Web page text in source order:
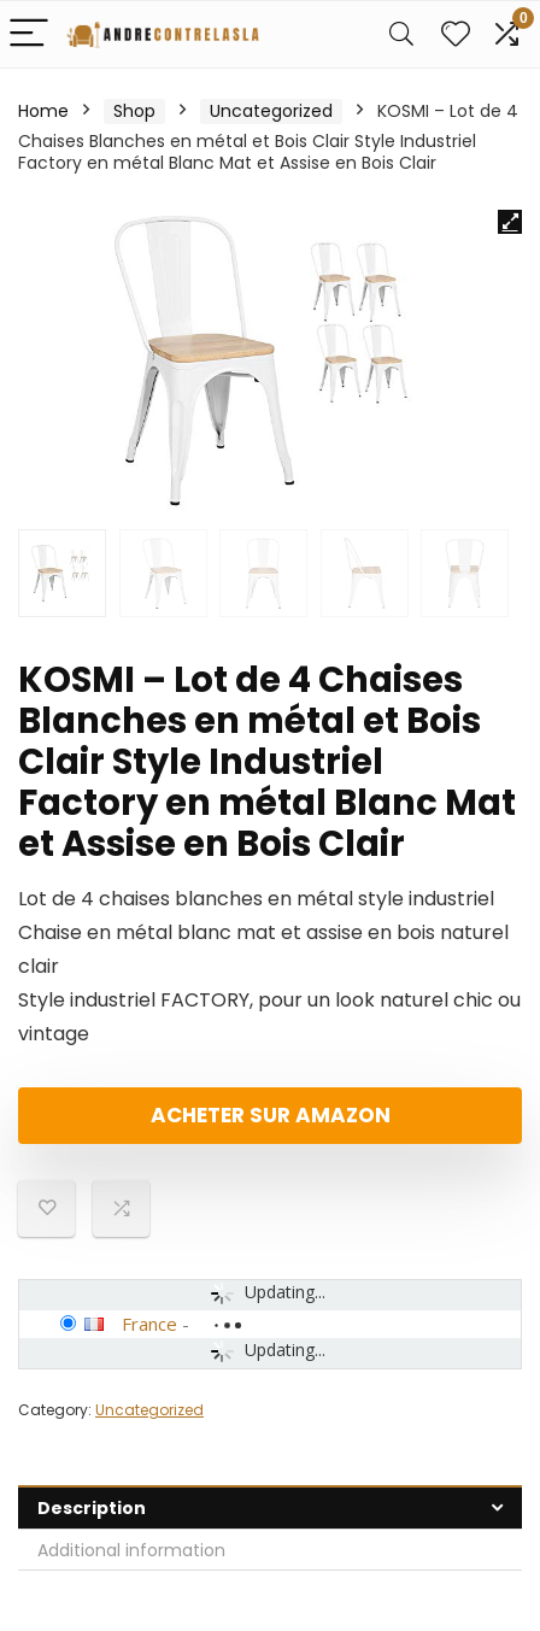
0
Home Shop Uncategorized
KOSMI – Lot de 4
Chaises Blanches en métal et Bois Clair Style Industriel
Factory en métal Blanc Mat et Assise en Bois Clair
KOSMI – Lot de 4 Chaises
Blanches en métal et Bois
Clair Style Industriel
Factory en métal Blanc Mat
et Assise en Bois Clair
Lot de 4 chaises blanches en métal style industriel
Chaise en métal blanc mat et assise en bois naturel
clair
Style industriel FACTORY, pour un look naturel chic ou
vintage
ACHETER SUR AMAZON
Updating...
Updating...
France -
Category: Uncategorized
Description
Additional information